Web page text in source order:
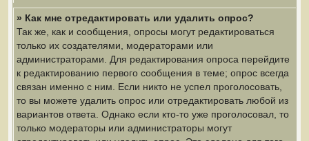
» Как мне отредактировать или удалить опрос?
Так же, как и сообщения, опросы могут редактироваться
только их создателями, модераторами или
администраторами. Для редактирования опроса перейдите
к редактированию первого сообщения в теме; опрос всегда
связан именно с ним. Если никто не успел проголосовать,
то вы можете удалить опрос или отредактировать любой из
вариантов ответа. Однако если кто-то уже проголосовал, то
только модераторы или администраторы могут